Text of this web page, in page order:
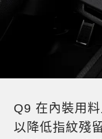
Q9 在內裝用
以降低指紋殘